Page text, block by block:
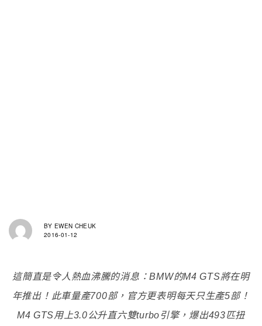
BY EWEN CHEUK
2016-01-12
這簡直是令人熱血沸騰的消息：BMW的M4 GTS將在明
年推出！此車量產700部，官方更表明每天只生產5部！
M4 GTS用上3.0公升直六雙turbo引擎，爆出493匹扭